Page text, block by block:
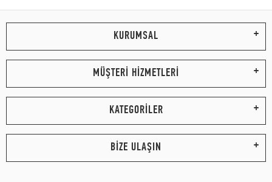
KURUMSAL
MÜŞTERİ HİZMETLERİ
KATEGORİLER
BİZE ULAŞIN